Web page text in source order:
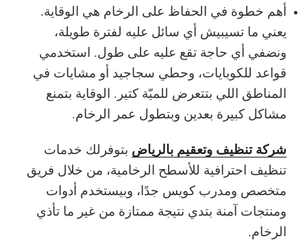
أهم خطوة في الحفاظ على الرخام هي الوقاية.
يعني ما تسيبيش أي سائل عليه لفترة طويلة،
ونضفي أي حاجة تقع عليه على طول. استخدمي
قواعد للكوبايات، وحطي سجاجيد أو مشايات في
المناطق اللي بتتعرض للميّة كتير. الوقاية بتمنع
مشاكل كبيرة بعدين وبتطول عمر الرخام.
شركة تنظيف وتعقيم بالرياض بتوفرلك خدمات
تنظيف احترافية للأسطح الرخامية، من خلال فريق
متخصص ومدرب كويس جدًا، وبيستخدم أدوات
ومنتجات آمنة بتدي نتيجة ممتازة من غير ما تأذي
الرخام.